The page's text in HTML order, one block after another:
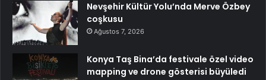
Nevşehir Kültür Yolu’nda Merve Özbey
coşkusu
Ağustos 7, 2026
Konya Taş Bina’da festivale özel video
mapping ve drone gösterisi büyüledi